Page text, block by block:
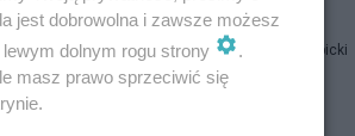
Jan Filip Libicki
jest dobrowolna i zawsze możesz
dolnym rogu strony
.
masz prawo sprzeciwić się